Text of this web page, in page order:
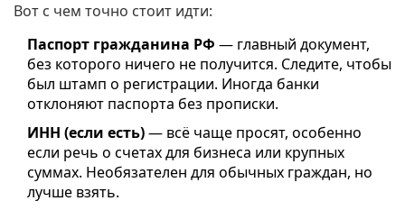
Вот с чем точно стоит идти:
Паспорт гражданина РФ — главный документ,
без которого ничего не получится. Следите, чтобы
был штамп о регистрации. Иногда банки
отклоняют паспорта без прописки.
ИНН (если есть)— всё чаще просят, особенно
если речь о счетах для бизнеса или крупных
суммах. Необязателен для обычных граждан, но
лучше взять.